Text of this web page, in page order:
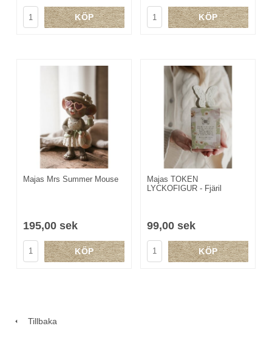
KÖP KÖP
Majas Mrs Summer Mouse
195,00 sek
KÖP
Majas TOKEN
LYCKOFIGUR - Fjäril
99,00 sek
KÖP
Tillbaka